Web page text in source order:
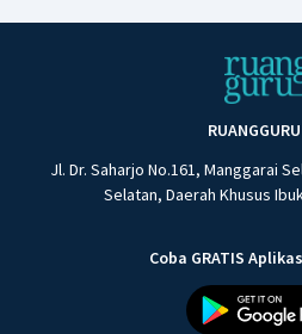
Jl. Dr. Saharjo No.161, Manggarai
Selatan, Daerah Khusus
Coba GRATIS